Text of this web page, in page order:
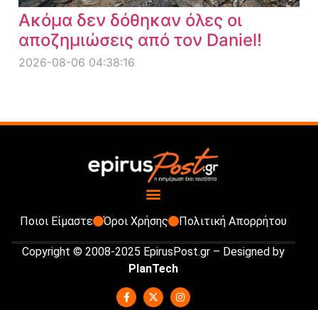
Ακόμα δεν δόθηκαν όλες οι
αποζημιώσεις από τον Daniel!
2026-08-06 04:38:16
Ποιοι Είμαστε Όροι Χρήσης Πολιτική Απορρήτου
Copyright © 2008-2025 EpirusPost.gr – Designed by
PlanTech